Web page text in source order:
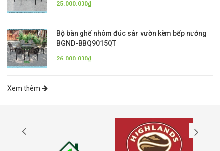
25.000.000₫
Bộ bàn ghế nhôm đúc sân vườn kèm bếp nướng
BGND-BBQ9015QT
26.000.000₫
Xem thêm